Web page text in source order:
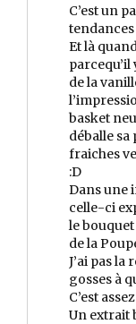
C’est un
tendances
Et là
parcequ’il
de la
basket
déballe sa
fraiches
:D
Dans une
celle-ci
le
de la
J’ai pas la
gosses à
C’est
Un extrait